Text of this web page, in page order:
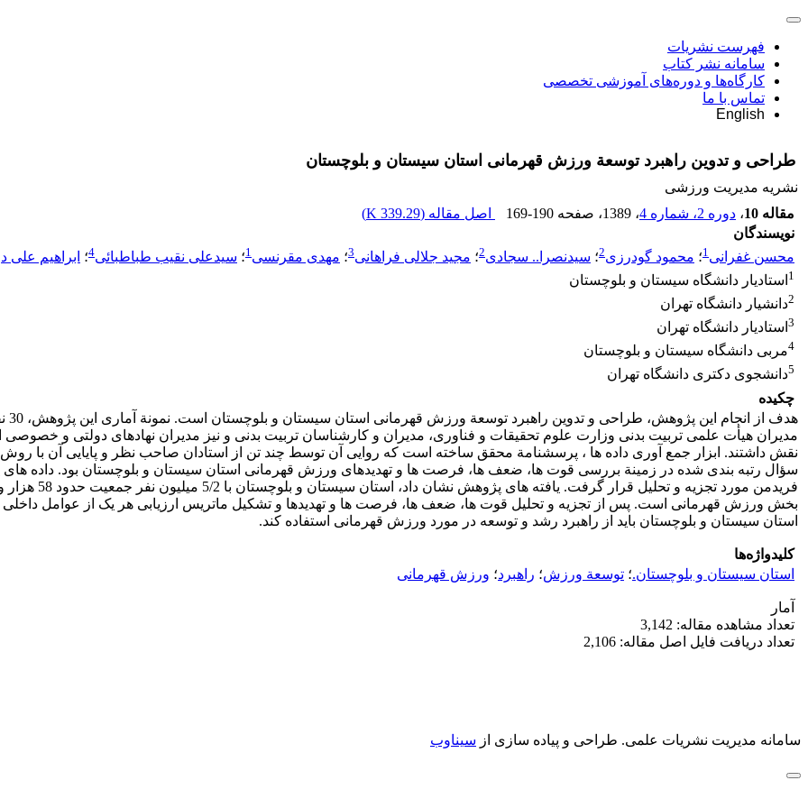
فهرست نشریات
سامانه نشر کتاب
کارگاه‌ها و دوره‌های آموزشی تخصصی
تماس با ما
English
طراحی و تدوین راهبرد توسعة ورزش قهرمانی استان سیستان و بلوچستان
نشریه مدیریت ورزشی
مقاله 10
، دوره 2، شماره 4 ، 1389 ، صفحه 169-190 اصل مقاله (339.29 K
)
نویسندگان
محسن غفرانی1؛ محمود گودرزی2؛ سیدنصرا.. سجادی2؛ مجید جلالی فراهانی3؛ مهدی مقرنسی1؛ سیدعلی نقیب طباطبائی4؛ ابراهیم
1 استادیار دانشگاه سیستان و بلوچستان
2دانشیار دانشگاه تهران
3 استادیار دانشگاه تهران
4مربی دانشگاه سیستان و بلوچستان
5دانشجوی دکتری دانشگاه تهران
چکیده
مدیران هیأت علمی تربیت بدنی وزارت علوم تحقیقات و فناوری، مدیران و کارشناسان تربیت بدنی و نیز مدیران نهادهای دولتی و
سؤال رتبه بندی شده در زمینة بررسی قوت ها، ضعف ها، فرصت ها و تهدیدهای ورزش قهرمانی استان سیستان و بلوچستان بود. داده های
بخش ورزش قهرمانی است. پس از تجزیه و تحلیل قوت ها، ضعف ها، فرصت ها و تهدیدها و تشکیل ماتریس ارزیابی هر یک از عوامل
استان سیستان و بلوچستان باید از راهبرد رشد و توسعه در مورد ورزش قهرمانی استفاده کند.
کلیدواژه‌ها
استان سیستان و بلوچستان.؛ توسعة ورزش؛ راهبرد؛ ورزش قهرمانی
آمار
تعداد مشاهده مقاله: 3,142
تعداد دریافت فایل اصل مقاله: 2,106
سامانه مدیریت نشریات علمی. طراحی و پیاده سازی از سیناوب